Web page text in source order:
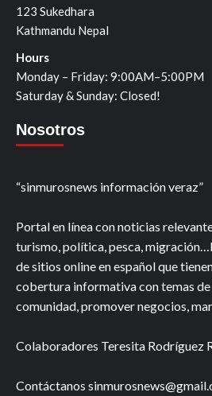
123 Sukedhara
Kathmandu Nepal
Hours
Monday – Friday: 9:00AM–5:00PM
Saturday & Sunday: Closed!
Nosotros
“sinmurosnews información veraz”
Portal en línea con noticias
turismo, política, pesca,
de sitios online en español que
cobertura informativa con temas de
comunidad, promover negocios,
Colaboradores Teresita Rodríguez
Contáctanos